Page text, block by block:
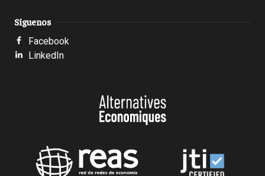
Síguenos
Facebook
LinkedIn